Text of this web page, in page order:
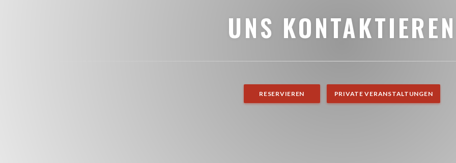
UNS KONTAKTIEREN
RESERVIEREN PRIVATE VERANSTALTUNGEN